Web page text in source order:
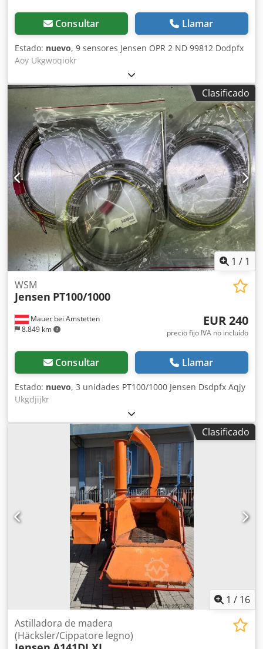
Consultar Llamar
Estado: nuevo, 9 sensores Jensen OPR 2 ND 99812 Dodpfx
Aoy Ukgwoqiokr
Clasificado
1 / 1
Mauer bei Amstetten
8.849 km
WSM
Jensen PT100/1000
EUR 240
precio fijo IVA no incluído
Consultar Llamar
Estado: nuevo, 3 unidades PT100/1000 Jensen Dsdpfx Aqjy
Ukgdjijkr
Clasificado
1 / 16
Astilladora de madera
(Häcksler/Cippatore legno)